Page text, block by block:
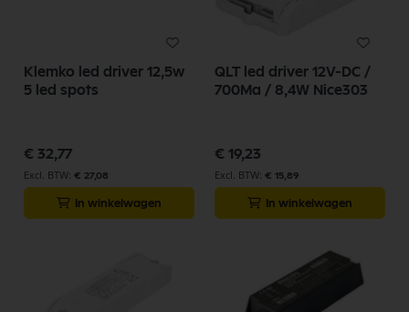
Klemko led driver 12,5w
5 led spots
€ 32,77
€ 27,08
In winkelwagen
QLT led driver 12V-DC /
700Ma / 8,4W Nice303
€ 19,23
€ 15,89
In winkelwagen